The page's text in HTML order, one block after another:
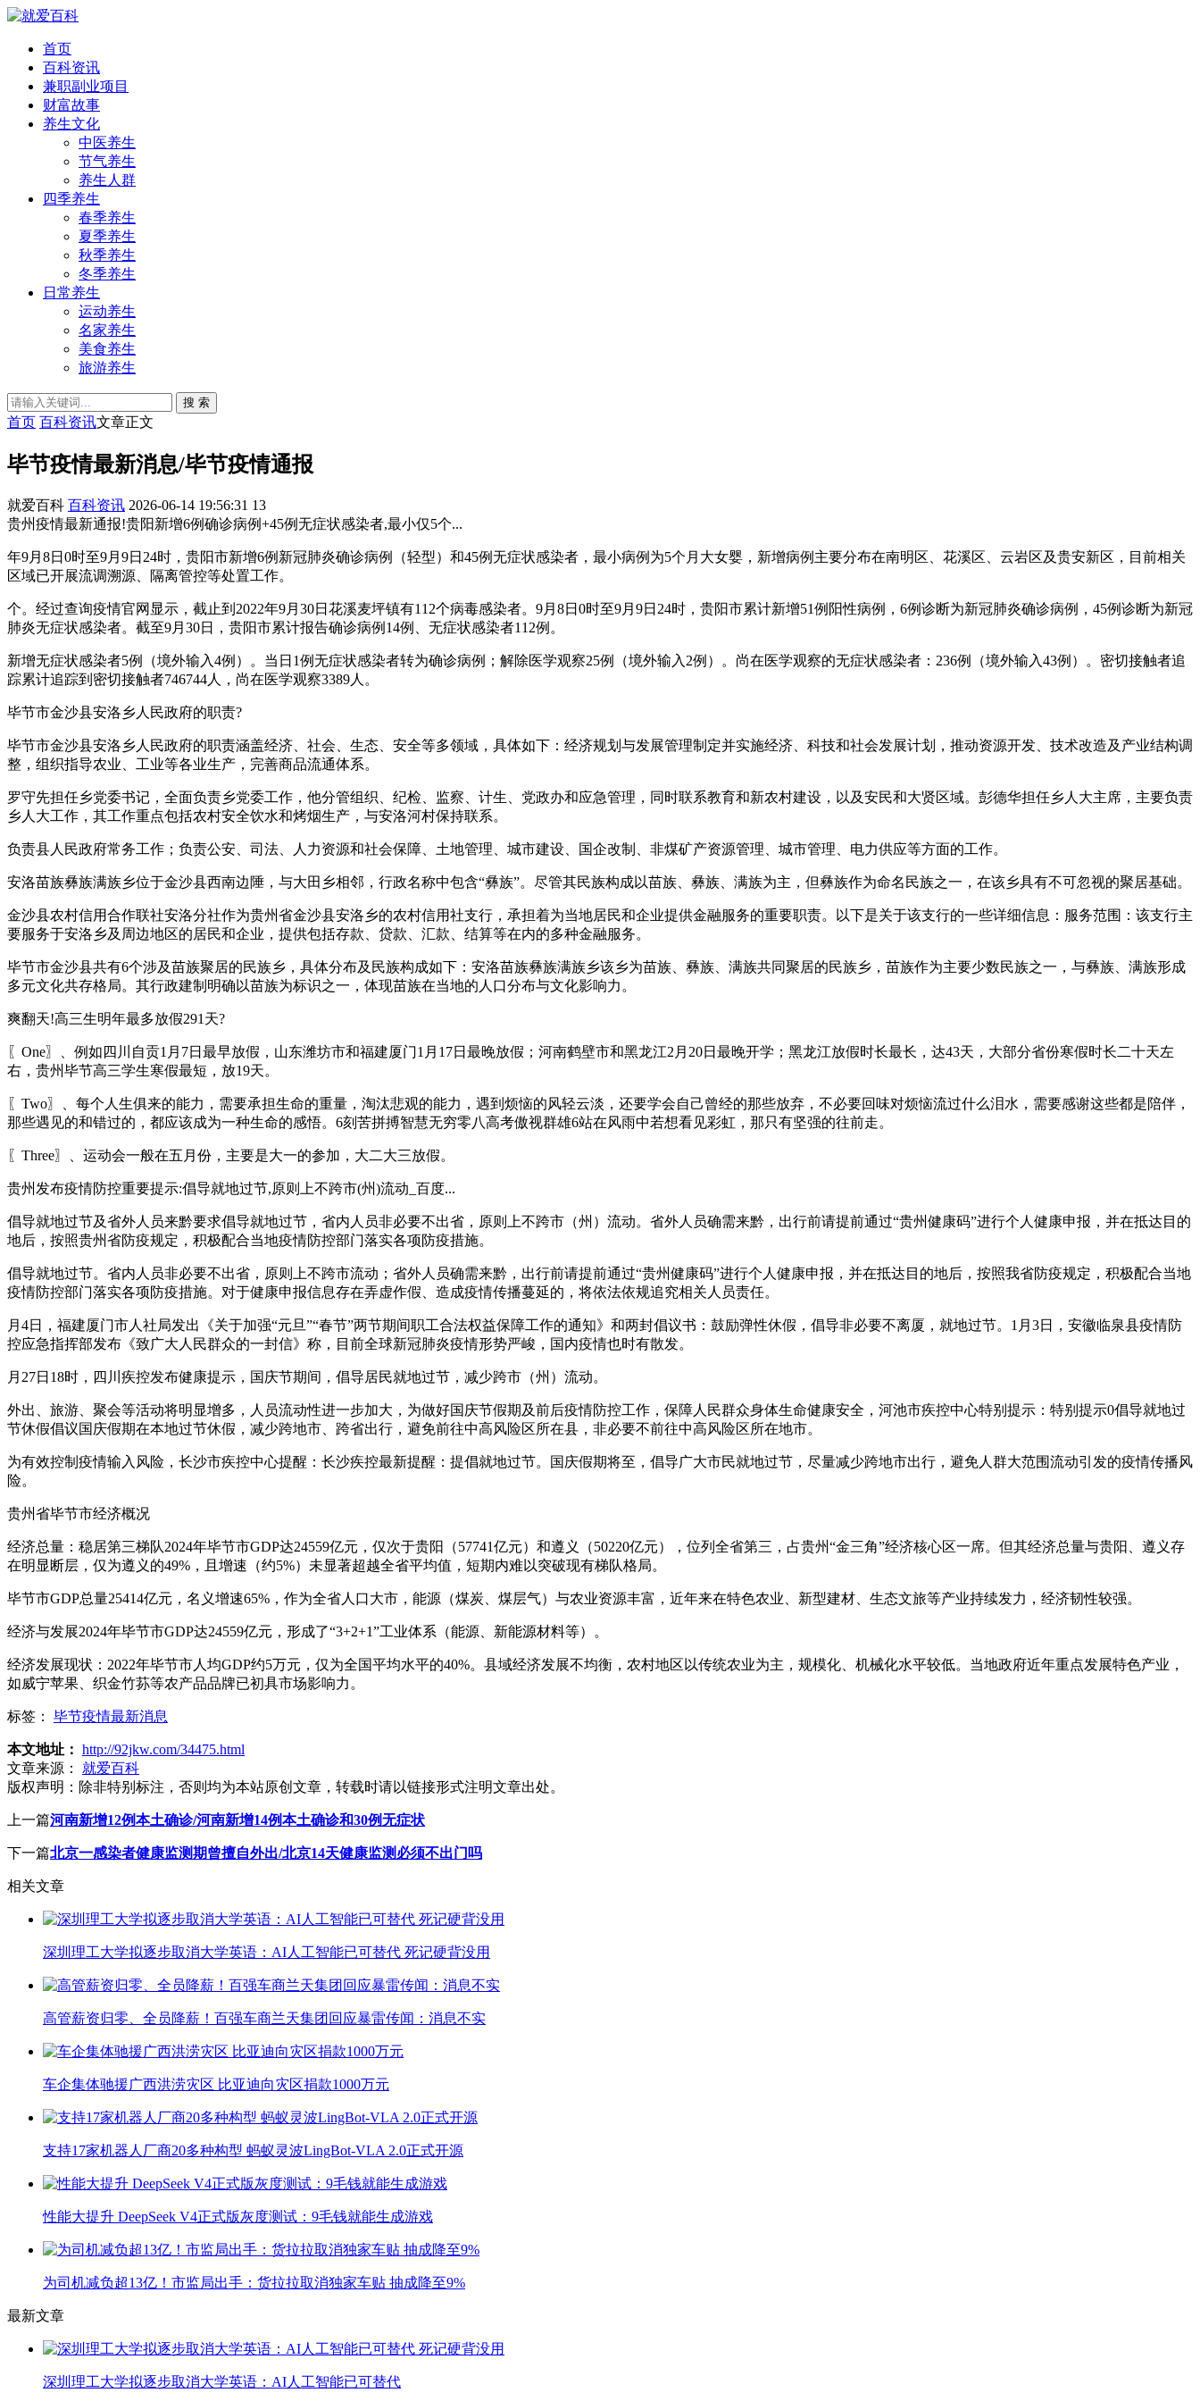
首页
百科资讯
兼职副业项目
财富故事
养生文化
中医养生
节气养生
养生人群
四季养生
春季养生
夏季养生
秋季养生
冬季养生
日常养生
运动养生
名家养生
美食养生
旅游养生
搜 索
首页 百科资讯文章正文
毕节疫情最新消息/毕节疫情通报
就爱百科 百科资讯 2026-06-14 19:56:31 13
贵州疫情最新通报!贵阳新增6例确诊病例+45例无症状感染者,最小仅5个...
年9月8日0时至9月9日24时，贵阳市新增6例新冠肺炎确诊病例（轻型）和45例无症状感染者，最小病例为5个月大女婴，新增病例主要分布在南明区、花溪区、云岩区及贵安新区，目前相关
区域已开展流调溯源、隔离管控等处置工作。
个。经过查询疫情官网显示，截止到2022年9月30日花溪麦坪镇有112个病毒感染者。9月8日0时至9月9日24时，贵阳市累计新增51例阳性病例，6例诊断为新冠肺炎确诊病例，45例诊断为新冠
肺炎无症状感染者。截至9月30日，贵阳市累计报告确诊病例14例、无症状感染者112例。
新增无症状感染者5例（境外输入4例）。当日1例无症状感染者转为确诊病例；解除医学观察25例（境外输入2例）。尚在医学观察的无症状感染者：236例（境外输入43例）。密切接触者追
踪累计追踪到密切接触者746744人，尚在医学观察3389人。
毕节市金沙县安洛乡人民政府的职责?
毕节市金沙县安洛乡人民政府的职责涵盖经济、社会、生态、安全等多领域，具体如下：经济规划与发展管理制定并实施经济、科技和社会发展计划，推动资源开发、技术改造及产业结构调
整，组织指导农业、工业等各业生产，完善商品流通体系。
罗守先担任乡党委书记，全面负责乡党委工作，他分管组织、纪检、监察、计生、党政办和应急管理，同时联系教育和新农村建设，以及安民和大贤区域。彭德华担任乡人大主席，主要负责
乡人大工作，其工作重点包括农村安全饮水和烤烟生产，与安洛河村保持联系。
负责县人民政府常务工作；负责公安、司法、人力资源和社会保障、土地管理、城市建设、国企改制、非煤矿产资源管理、城市管理、电力供应等方面的工作。
安洛苗族彝族满族乡位于金沙县西南边陲，与大田乡相邻，行政名称中包含“彝族”。尽管其民族构成以苗族、彝族、满族为主，但彝族作为命名民族之一，在该乡具有不可忽视的聚居基础。
金沙县农村信用合作联社安洛分社作为贵州省金沙县安洛乡的农村信用社支行，承担着为当地居民和企业提供金融服务的重要职责。以下是关于该支行的一些详细信息：服务范围：该支行主
要服务于安洛乡及周边地区的居民和企业，提供包括存款、贷款、汇款、结算等在内的多种金融服务。
毕节市金沙县共有6个涉及苗族聚居的民族乡，具体分布及民族构成如下：安洛苗族彝族满族乡该乡为苗族、彝族、满族共同聚居的民族乡，苗族作为主要少数民族之一，与彝族、满族形成
多元文化共存格局。其行政建制明确以苗族为标识之一，体现苗族在当地的人口分布与文化影响力。
爽翻天!高三生明年最多放假291天?
〖One〗、例如四川自贡1月7日最早放假，山东潍坊市和福建厦门1月17日最晚放假；河南鹤壁市和黑龙江2月20日最晚开学；黑龙江放假时长最长，达43天，大部分省份寒假时长二十天左
右，贵州毕节高三学生寒假最短，放19天。
〖Two〗、每个人生俱来的能力，需要承担生命的重量，淘汰悲观的能力，遇到烦恼的风轻云淡，还要学会自己曾经的那些放弃，不必要回味对烦恼流过什么泪水，需要感谢这些都是陪伴，
那些遇见的和错过的，都应该成为一种生命的感悟。6刻苦拼搏智慧无穷零八高考傲视群雄6站在风雨中若想看见彩虹，那只有坚强的往前走。
〖Three〗、运动会一般在五月份，主要是大一的参加，大二大三放假。
贵州发布疫情防控重要提示:倡导就地过节,原则上不跨市(州)流动_百度...
倡导就地过节及省外人员来黔要求倡导就地过节，省内人员非必要不出省，原则上不跨市（州）流动。省外人员确需来黔，出行前请提前通过“贵州健康码”进行个人健康申报，并在抵达目的
地后，按照贵州省防疫规定，积极配合当地疫情防控部门落实各项防疫措施。
倡导就地过节。省内人员非必要不出省，原则上不跨市流动；省外人员确需来黔，出行前请提前通过“贵州健康码”进行个人健康申报，并在抵达目的地后，按照我省防疫规定，积极配合当地
疫情防控部门落实各项防疫措施。对于健康申报信息存在弄虚作假、造成疫情传播蔓延的，将依法依规追究相关人员责任。
月4日，福建厦门市人社局发出《关于加强“元旦”“春节”两节期间职工合法权益保障工作的通知》和两封倡议书：鼓励弹性休假，倡导非必要不离厦，就地过节。1月3日，安徽临泉县疫情防
控应急指挥部发布《致广大人民群众的一封信》称，目前全球新冠肺炎疫情形势严峻，国内疫情也时有散发。
月27日18时，四川疾控发布健康提示，国庆节期间，倡导居民就地过节，减少跨市（州）流动。
外出、旅游、聚会等活动将明显增多，人员流动性进一步加大，为做好国庆节假期及前后疫情防控工作，保障人民群众身体生命健康安全，河池市疾控中心特别提示：特别提示0倡导就地过
节休假倡议国庆假期在本地过节休假，减少跨地市、跨省出行，避免前往中高风险区所在县，非必要不前往中高风险区所在地市。
为有效控制疫情输入风险，长沙市疾控中心提醒：长沙疾控最新提醒：提倡就地过节。国庆假期将至，倡导广大市民就地过节，尽量减少跨地市出行，避免人群大范围流动引发的疫情传播风
险。
贵州省毕节市经济概况
经济总量：稳居第三梯队2024年毕节市GDP达24559亿元，仅次于贵阳（57741亿元）和遵义（50220亿元），位列全省第三，占贵州“金三角”经济核心区一席。但其经济总量与贵阳、遵义存
在明显断层，仅为遵义的49%，且增速（约5%）未显著超越全省平均值，短期内难以突破现有梯队格局。
毕节市GDP总量25414亿元，名义增速65%，作为全省人口大市，能源（煤炭、煤层气）与农业资源丰富，近年来在特色农业、新型建材、生态文旅等产业持续发力，经济韧性较强。
经济与发展2024年毕节市GDP达24559亿元，形成了“3+2+1”工业体系（能源、新能源材料等）。
经济发展现状：2022年毕节市人均GDP约5万元，仅为全国平均水平的40%。县域经济发展不均衡，农村地区以传统农业为主，规模化、机械化水平较低。当地政府近年重点发展特色产业，
如威宁苹果、织金竹荪等农产品品牌已初具市场影响力。
标签： 毕节疫情最新消息
本文地址： http://92jkw.com/34475.html
文章来源：
就爱百科
版权声明： 除非特别标注，否则均为本站原创文章，转载时请以链接形式注明文章出处。
上一篇河南新增12例本土确诊/河南新增14例本土确诊和30例无症状
下一篇北京一感染者健康监测期曾擅自外出/北京14天健康监测必须不出门吗
相关文章
深圳理工大学拟逐步取消大学英语：AI人工智能已可替代 死记硬背没用
高管薪资归零、全员降薪！百强车商兰天集团回应暴雷传闻：消息不实
车企集体驰援广西洪涝灾区 比亚迪向灾区捐款1000万元
支持17家机器人厂商20多种构型 蚂蚁灵波LingBot-VLA 2.0正式开源
性能大提升 DeepSeek V4正式版灰度测试：9毛钱就能生成游戏
为司机减负超13亿！市监局出手：货拉拉取消独家车贴 抽成降至9%
最新文章
深圳理工大学拟逐步取消大学英语：AI人工智能已可替代